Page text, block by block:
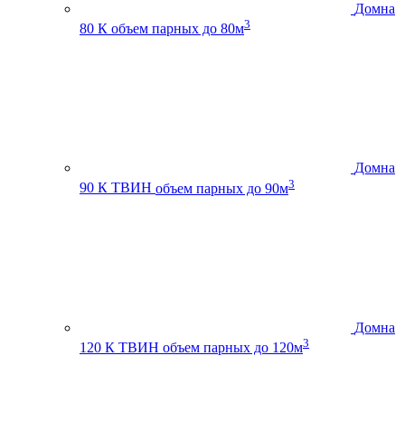
Домна
80 К объем парных до 80м3
Домна
90 К ТВИН объем парных до 90м3
Домна
120 К ТВИН объем парных до 120м3